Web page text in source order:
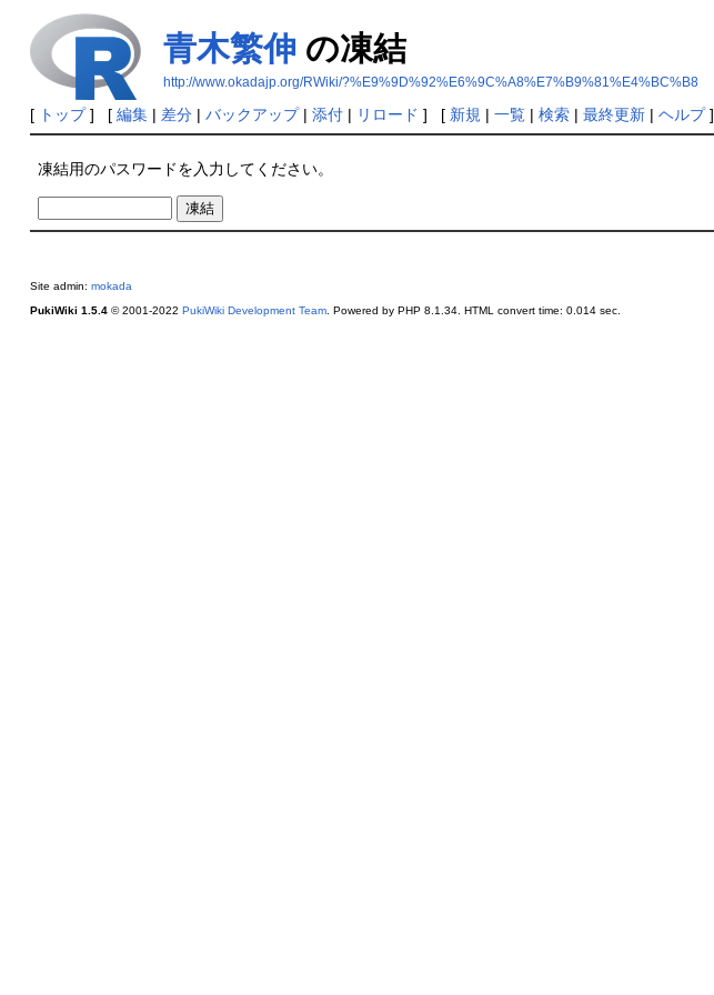
青木繁伸 の凍結
http://www.okadajp.org/RWiki/?%E9%9D%92%E6%9C%A8%E7%B9%81%E4%BC%B8
[ トップ] [ 編集| 差分| バックアップ| 添付| リロード ] [ 新規 | 一覧| 検索| 最終更新| ヘルプ]
凍結用のパスワードを入力してください。
Site admin: mokada
PukiWiki 1.5.4© 2001-2022 PukiWiki Development Team. Powered by PHP 8.1.34. HTML convert time: 0.014 sec.